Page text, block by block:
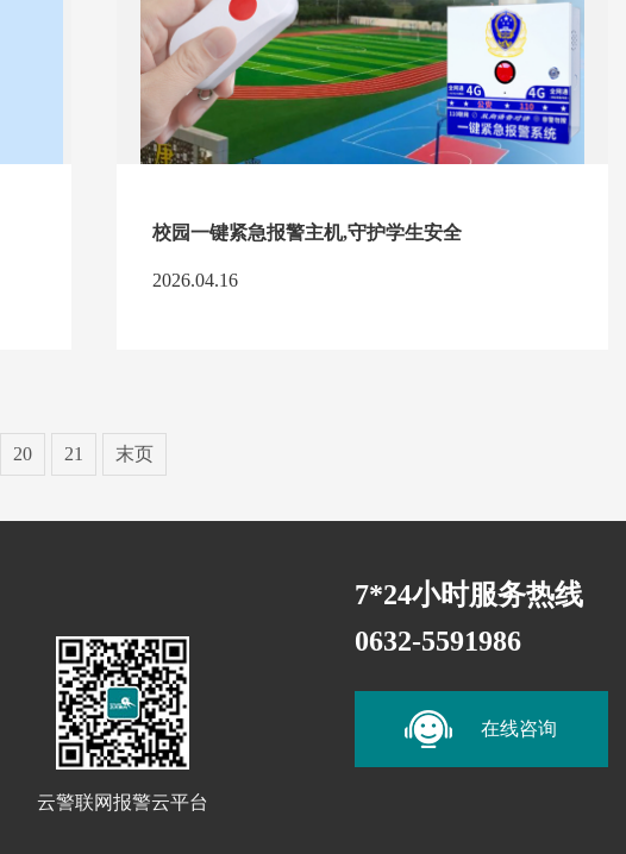
校园一键紧急报警主机,守护学生安全
2026.04.16
20 21 末页
云警联网报警云平台
7*24小时服务热线
0632-5591986
在线咨询